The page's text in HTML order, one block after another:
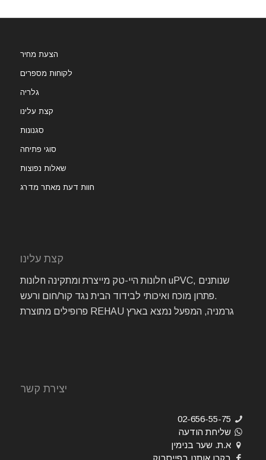
הצעת מחיר
לקוחות מספרים
גלריה
קצת עלינו
סגנונות
סוגי פתיחה
שאלות נפוצות
חוות דעת מאתר מדרג
קצת עלינו
חלונות היי-טק מייצרת ומתקינה חלונות uPVC, שנותנים
פתרון מוכח ואיכותי לבידוד הבית נגד קור/חום ורעש.
פרופילים מתוצרת REHAU גרמניה, המפעל נמצא בארץ
יצירת קשר
02-656-55-75
שליחת הודעה
א.ת. שער בנימין
בקרו אותנו בפייסבוק